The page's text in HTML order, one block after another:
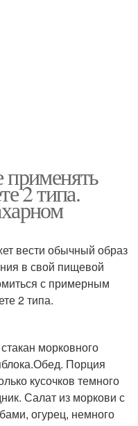
2 типа.
вести обычный образ
в свой пищевой
с примерным
2 типа.
морковного
Порция
кусочков темного
Салат из моркови с
огурец, немного